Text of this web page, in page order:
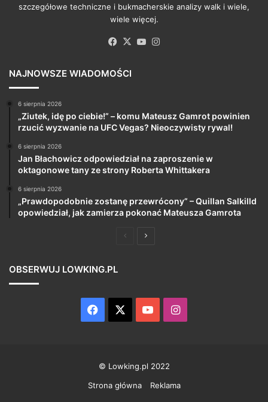
szczegółowe techniczne i bukmacherskie analizy walk i wiele,
wiele więcej.
Facebook
X YouTube
NAJNOWSZE WIADOMOŚCI
6 sierpnia 2026
„Ziutek, idę po ciebie!” – komu Mateusz Gamrot powinien
rzucić wyzwanie na UFC Vegas? Nieoczywisty rywal!
6 sierpnia 2026
Jan Błachowicz odpowiedział na zaproszenie w
oktagonowe tany ze strony Roberta Whittakera
6 sierpnia 2026
„Prawdopodobnie zostanę przewrócony” – Quillan Salkilld
opowiedział, jak zamierza pokonać Mateusza Gamrota
PoprzedniaNastępna
OBSERWUJ LOWKING.PL
Facebook YouTubeInstagram
© Lowking.pl 2022
Strona główna
Reklama